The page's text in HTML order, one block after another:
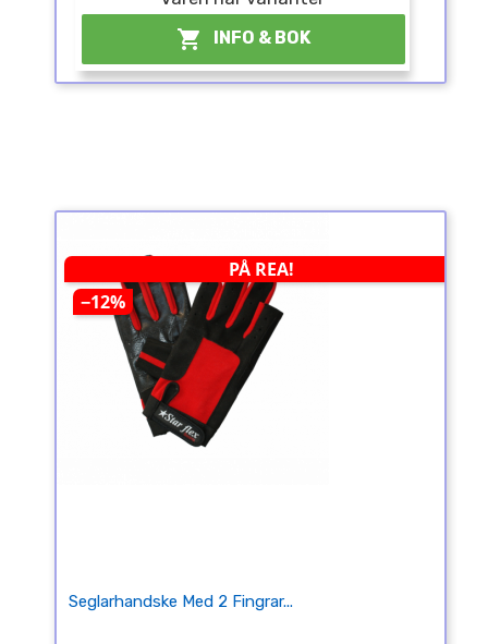
 INFO & BOK
PÅ REA!
−12%
Seglarhandske Med 2 Fingrar...